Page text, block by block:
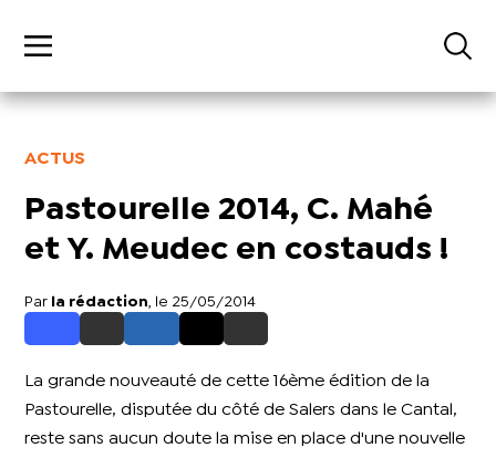
ACTUS
Pastourelle 2014, C. Mahé
et Y. Meudec en costauds !
Par la rédaction , le 25/05/2014
La grande nouveauté de cette 16ème édition de la
Pastourelle, disputée du côté de Salers dans le Cantal,
reste sans aucun doute la mise en place d'une nouvelle